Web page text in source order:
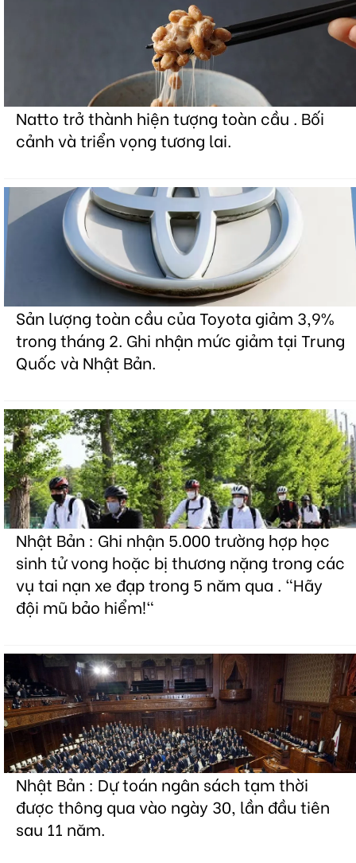
Natto trở thành hiện tượng toàn cầu . Bối
cảnh và triển vọng tương lai.
Sản lượng toàn cầu của Toyota giảm 3,9%
trong tháng 2. Ghi nhận mức giảm tại Trung
Quốc và Nhật Bản.
Nhật Bản : Ghi nhận 5.000 trường hợp học
sinh tử vong hoặc bị thương nặng trong các
vụ tai nạn xe đạp trong 5 năm qua . "Hãy
đội mũ bảo hiểm!"
Nhật Bản : Dự toán ngân sách tạm thời
được thông qua vào ngày 30, lần đầu tiên
sau 11 năm.